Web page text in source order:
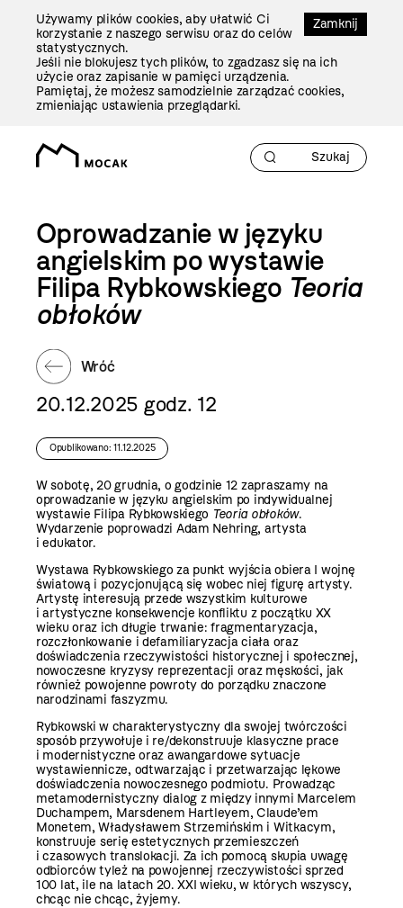
Zamknij
Używamy plików cookies, aby ułatwić Ci
korzystanie z naszego serwisu oraz do celów
statystycznych.
Jeśli nie blokujesz tych plików, to zgadzasz się na ich
użycie oraz zapisanie w pamięci urządzenia.
Pamiętaj, że możesz samodzielnie zarządzać cookies,
zmieniając ustawienia przeglądarki.
Oprowadzanie w języku
angielskim po wystawie
Filipa Rybkowskiego Teoria
obłoków
Wróć
20.12.2025 godz. 12
Opublikowano: 11.12.2025
W sobotę, 20 grudnia, o godzinie 12 zapraszamy na
oprowadzanie w języku angielskim po indywidualnej
wystawie Filipa Rybkowskiego Teoria obłoków.
Wydarzenie poprowadzi Adam Nehring, artysta
i edukator.
Wystawa Rybkowskiego za punkt wyjścia obiera I wojnę
światową i pozycjonującą się wobec niej figurę artysty.
Artystę interesują przede wszystkim kulturowe
i artystyczne konsekwencje konfliktu z początku XX
wieku oraz ich długie trwanie: fragmentaryzacja,
rozczłonkowanie i defamiliaryzacja ciała oraz
doświadczenia rzeczywistości historycznej i społecznej,
nowoczesne kryzysy reprezentacji oraz męskości, jak
również powojenne powroty do porządku znaczone
narodzinami faszyzmu.
Rybkowski w charakterystyczny dla swojej twórczości
sposób przywołuje i re/dekonstruuje klasyczne prace
i modernistyczne oraz awangardowe sytuacje
wystawiennicze, odtwarzając i przetwarzając lękowe
doświadczenia nowoczesnego podmiotu. Prowadząc
metamodernistyczny dialog z między innymi Marcelem
Duchampem, Marsdenem Hartleyem, Claude’em
Monetem, Władysławem Strzemińskim i Witkacym,
konstruuje serię estetycznych przemieszczeń
i czasowych translokacji. Za ich pomocą skupia uwagę
odbiorców tyleż na powojennej rzeczywistości sprzed
100 lat, ile na latach 20. XXI wieku, w których wszyscy,
chcąc nie chcąc, żyjemy.